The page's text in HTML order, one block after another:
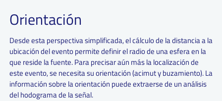
Orientación
Desde esta perspectiva simplificada, el cálculo de la distancia a la
ubicación del evento permite definir el radio de una esfera en la
que reside la fuente. Para precisar aún más la localización de
este evento, se necesita su orientación (acimut y buzamiento). La
información sobre la orientación puede extraerse de un análisis
del hodograma de la señal.